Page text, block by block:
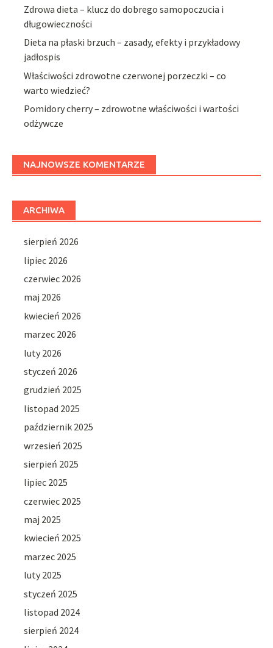
Zdrowa dieta – klucz do dobrego samopoczucia i
długowieczności
Dieta na płaski brzuch – zasady, efekty i przykładowy
jadłospis
Właściwości zdrowotne czerwonej porzeczki – co
warto wiedzieć?
Pomidory cherry – zdrowotne właściwości i wartości
odżywcze
NAJNOWSZE KOMENTARZE
ARCHIWA
sierpień 2026
lipiec 2026
czerwiec 2026
maj 2026
kwiecień 2026
marzec 2026
luty 2026
styczeń 2026
grudzień 2025
listopad 2025
październik 2025
wrzesień 2025
sierpień 2025
lipiec 2025
czerwiec 2025
maj 2025
kwiecień 2025
marzec 2025
luty 2025
styczeń 2025
listopad 2024
sierpień 2024